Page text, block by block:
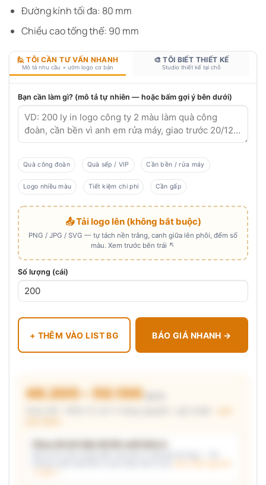
Đường kính tối đa: 80 mm
Chiều cao tổng thể: 90 mm
🙋 TÔI CẦN TƯ VẤN NHANH
Mô tả nhu cầu + ướm logo cơ bản
🎨 TÔI BIẾT THIẾT KẾ
Studio thiết kế tại chỗ
Bạn cần làm gì? (mô tả tự nhiên — hoặc bấm gợi ý bên dưới)
Quà công đoàn Quà sếp / VIP Cần bền / rửa máy
Logo nhiều màu Tiết kiệm chi phí Cần gấp
📤 Tải logo lên (không bắt buộc)
PNG / JPG / SVG — tự tách nền trắng, canh giữa lên phôi, đếm số
màu. Xem trước bên trái ↖
Số lượng (cái)
+ THÊM VÀO LIST BG BÁO GIÁ NHANH →
46.300 – 50.100